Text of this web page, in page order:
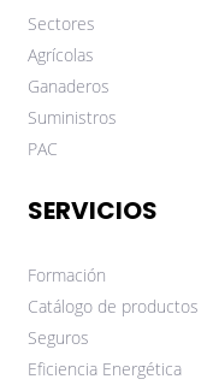
Sectores
Agrícolas
Ganaderos
Suministros
PAC
SERVICIOS
Formación
Catálogo de productos
Seguros
Eficiencia Energética